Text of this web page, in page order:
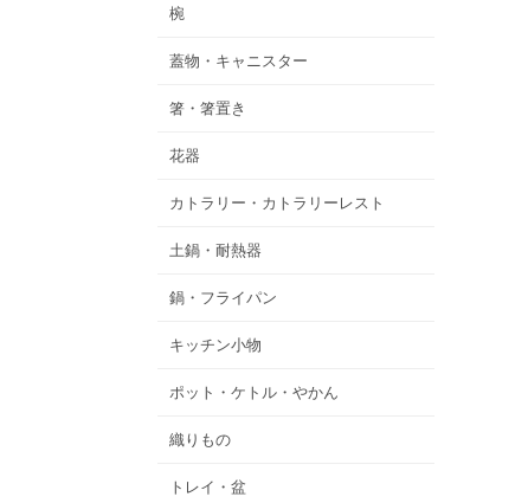
椀
蓋物・キャニスター
箸・箸置き
花器
カトラリー・カトラリーレスト
土鍋・耐熱器
鍋・フライパン
キッチン小物
ポット・ケトル・やかん
織りもの
トレイ・盆